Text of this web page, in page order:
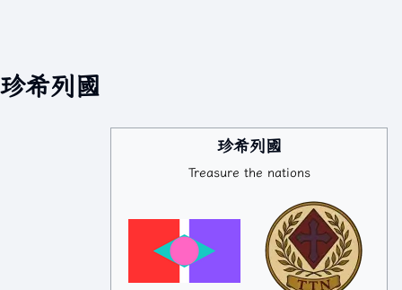
珍希列國
珍希列國
Treasure the nations